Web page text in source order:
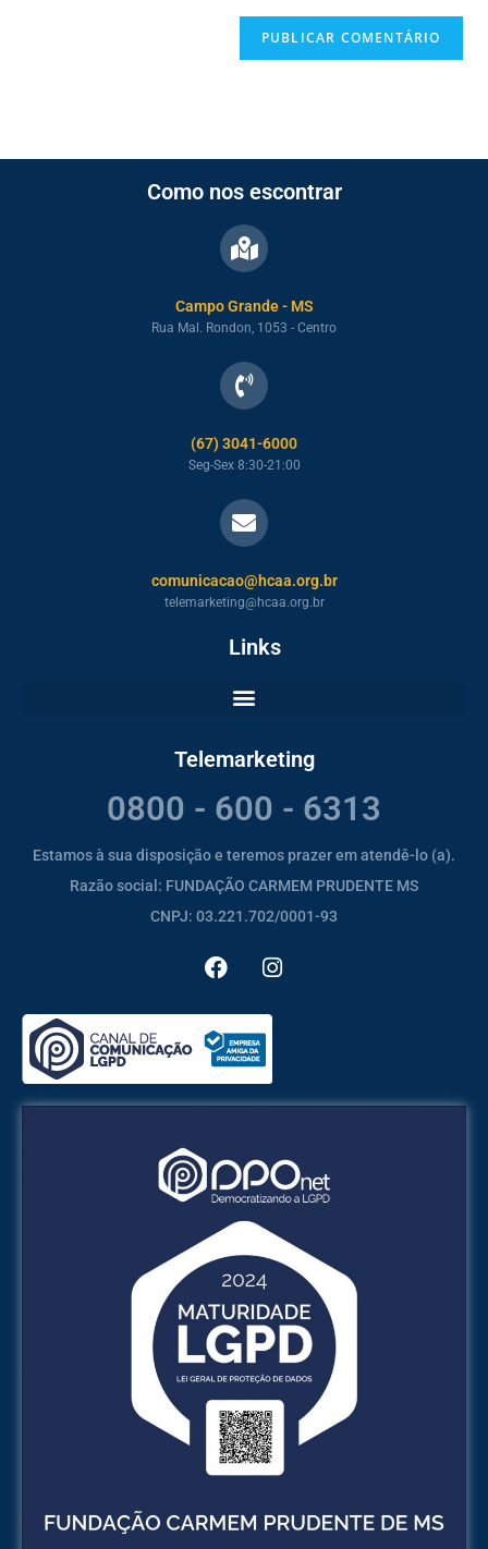
Como nos escontrar
Campo Grande - MS
Rua Mal. Rondon, 1053 - Centro
(67) 3041-6000
Seg-Sex 8:30-21:00
comunicacao@hcaa.org.br
telemarketing@hcaa.org.br
Links
Telemarketing
0800 - 600 - 6313
Estamos à sua disposição e teremos prazer em atendê-lo (a).
Razão social: FUNDAÇÃO CARMEM PRUDENTE MS
CNPJ: 03.221.702/0001-93